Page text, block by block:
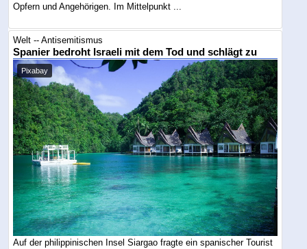
Opfern und Angehörigen. Im Mittelpunkt ...
Welt -- Antisemitismus
Spanier bedroht Israeli mit dem Tod und schlägt zu
Pixabay
Auf der philippinischen Insel Siargao fragte ein spanischer Tourist